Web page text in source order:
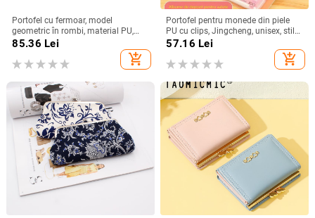
Portofel cu fermoar, model
geometric în rombi, material PU,
căptușeală poliester, Philonsu, stil
Tendință națională nouă, lansare
2025
85.36 Lei
add_shopping_cart
Portofel pentru monede din piele
PU cu clips, Jingcheng, unisex, stil
urban minimalist, rezistent la uzură
57.16 Lei
add_shopping_cart